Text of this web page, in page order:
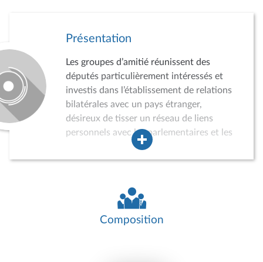
Présentation
Les groupes d’amitié réunissent des
députés particulièrement intéressés et
investis dans l’établissement de relations
bilatérales avec un pays étranger,
désireux de tisser un réseau de liens
personnels avec les parlementaires et les
acteurs de la vie politique, économique,
sociale et culturelle du pays concerné.
peuvent conduire des auditions,
participer à divers événements, recevoir
des délégations de parlementaires
Composition